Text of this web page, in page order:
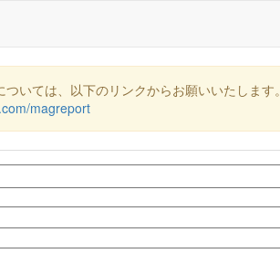
いては、以下のリンクからお願いいたします。
magreport